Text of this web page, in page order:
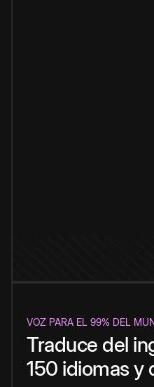
VOZ PARA EL 99% DEL
Traduce del
150 idiomas y